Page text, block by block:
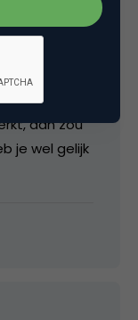
geloof ik
idee hebt
toch
Facebook.
dan zou
je wel gelijk